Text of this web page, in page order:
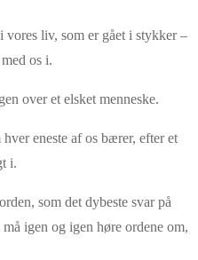
liv, som er gået i stykker –
os i.
over et elsket menneske.
eneste af os bærer, efter et
i.
som det dybeste svar på
igen og igen høre ordene om,